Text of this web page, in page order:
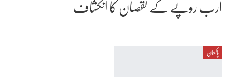
ارب روپے کے نقصان کا انکشاف
پاکستان